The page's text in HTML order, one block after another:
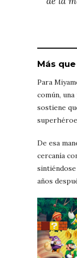
Más
Para
común,
sostiene
De esa
cercanía
años